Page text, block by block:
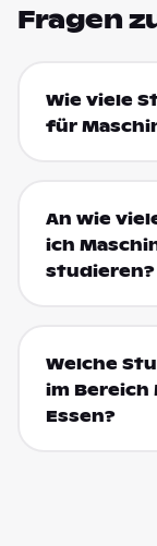
Fragen
Wie viele
für
An wie
ich
studieren?
Welche
im Bereich
Essen?